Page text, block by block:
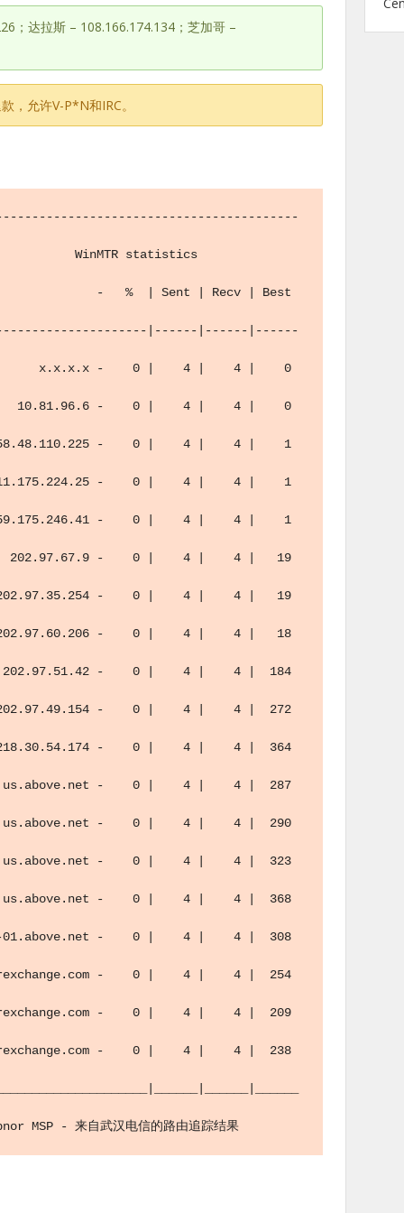
；达拉斯 – 108.166.174.134；芝加哥 –
，允许V-P*N和IRC。
WinMTR statistics
-   %  | Sent | Recv | Best
|------|------|------
x.x.x.x -    0 |    4 |    4 |    0
-    0 |    4 |    4 |    0
-    0 |    4 |    4 |    1
-    0 |    4 |    4 |    1
-    0 |    4 |    4 |    1
-    0 |    4 |    4 |   19
-    0 |    4 |    4 |   19
-    0 |    4 |    4 |   18
-    0 |    4 |    4 |  184
-    0 |    4 |    4 |  272
-    0 |    4 |    4 |  364
-    0 |    4 |    4 |  287
-    0 |    4 |    4 |  290
-    0 |    4 |    4 |  323
-    0 |    4 |    4 |  368
01.above.net -    0 |    4 |    4 |  308
-    0 |    4 |    4 |  254
-    0 |    4 |    4 |  209
-    0 |    4 |    4 |  238
MSP - 来自武汉电信的路由追踪结果